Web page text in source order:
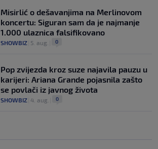
Misirlić o dešavanjima na Merlinovom
koncertu: Siguran sam da je najmanje
1.000 ulaznica falsifikovano
SHOWBIZ 5. aug. 0
Pop zvijezda kroz suze najavila pauzu u
karijeri: Ariana Grande pojasnila zašto
se povlači iz javnog života
SHOWBIZ 4. aug. 0